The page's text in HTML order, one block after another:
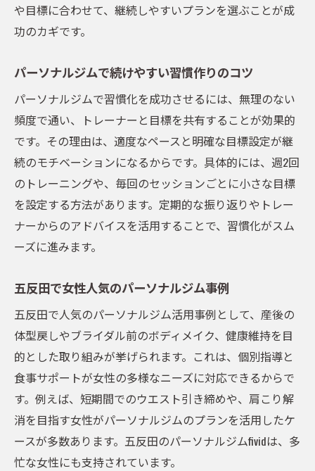
や目標に合わせて、継続しやすいプランを選ぶことが成
功のカギです。
パーソナルジムで続けやすい習慣作りのコツ
パーソナルジムで習慣化を成功させるには、無理のない
頻度で通い、トレーナーと目標を共有することが効果的
です。その理由は、適度なペースと明確な目標設定が継
続のモチベーションになるからです。具体的には、週2回
のトレーニングや、毎回のセッションごとに小さな目標
を設定する方法があります。定期的な振り返りやトレー
ナーからのアドバイスを活用することで、習慣化がスム
ーズに進みます。
五反田で女性人気のパーソナルジム事例
五反田で人気のパーソナルジム活用事例として、産後の
体型戻しやブライダル前のボディメイク、健康維持を目
的とした取り組みが挙げられます。これは、個別指導と
食事サポートが女性の多様なニーズに対応できるからで
す。例えば、短期間でのウエスト引き締めや、肩こり解
消を目指す女性がパーソナルジムのプランを活用したケ
ースが多数あります。五反田のパーソナルジムfividは、多
忙な女性にも支持されています。